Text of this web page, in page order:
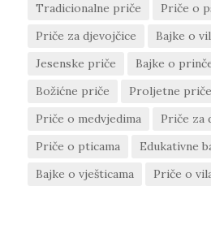
Tradicionalne priče
Priče o
Priče za djevojčice
Bajke o
Jesenske priče
Bajke o
Božićne priče
Proljetne priče
Priče o medvjedima
Priče za
Priče o pticama
Edukativne
Bajke o vješticama
Priče o